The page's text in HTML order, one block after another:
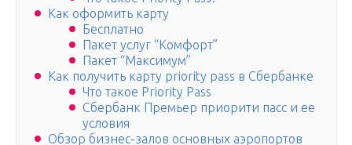
Как оформить карту
Бесплатно
Пакет услуг “Комфорт”
Пакет “Максимум”
Как получить карту priority pass в Сбербанке
Что такое Priority Pass
Сбербанк Премьер приорити пасс и ее
условия
Обзор бизнес-залов основных аэропортов